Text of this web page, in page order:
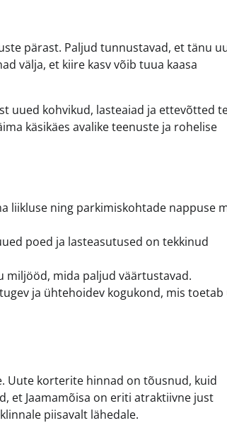
pärast. Paljud tunnustavad, et tänu
välja, et kiire kasv võib tuua kaasa
uued kohvikud, lasteaiad ja ettevõtted
käsikäes avalike teenuste ja rohelise
liikluse ning parkimiskohtade nappuse
poed ja lasteasutused on tekkinud
miljööd, mida paljud väärtustavad.
ja ühtehoidev kogukond, mis
Uute korterite hinnad on tõusnud, kuid
et Jaamamõisa on eriti atraktiivne just
piisavalt lähedale.